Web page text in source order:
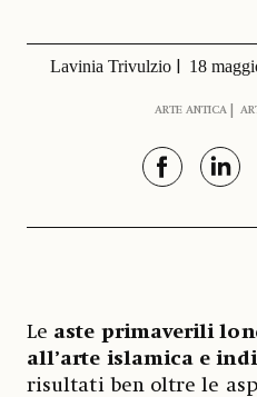
Lavinia Trivulzio 18
ARTE ANTICA
Le aste primaverili
all’arte islamica e
risultati ben oltre le